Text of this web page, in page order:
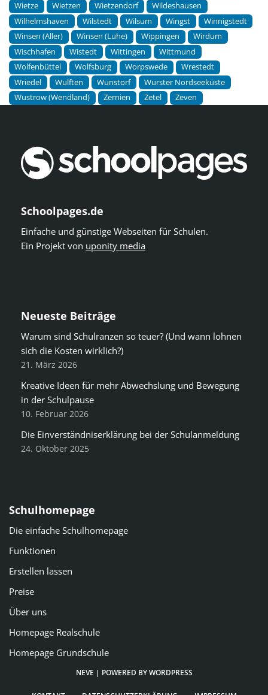
Wietze
Wietzen Wietzendorf
Wildeshausen
Wilhelmshaven
Wilstedt Wilsum Wingst
Winnigstedt
Winsen (Aller)
Winsen (Luhe) Wippingen
Wirdum
Wischhafen
Wistedt Wittingen
Wittmund
Wolfenbüttel
Wolfsburg Worpswede
Wrestedt
Wriedel
Wulften Wunstorf
Wurster Nordseeküste
Wustrow (Wendland)
Zernien Zetel Zeven
Schoolpages.de
Einfache und günstige Webseiten für Schulen.
Ein Projekt von uponity media
Neueste Beiträge
Warum sind Schulranzen so teuer? (Und wann lohnen
sich die Kosten wirklich?)
21. März 2026
Kreative Ideen für mehr Abwechslung und Bewegung
in der Schulpause
10. Februar 2026
Die Einverständniserklärung bei der Schulanmeldung
24. Oktober 2025
Schulhomepage
Die einfache Schulhomepage
Funktionen
Erstellen lassen
Preise
Über uns
Homepage Realschule
Homepage Grundschule
NEVE | POWERED BYWORDPRESS